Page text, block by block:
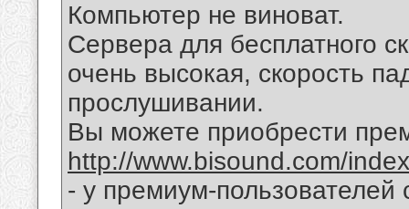
Компьютер не виноват.
Сервера для бесплатного
очень высокая, скорость
прослушивании.
Вы можете приобрести
http://www.bisound.com/
- у премиум-пользователей